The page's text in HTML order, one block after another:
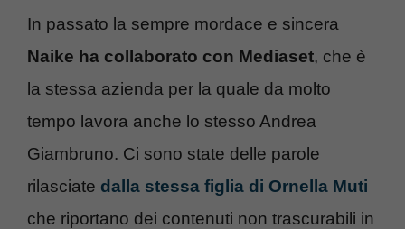
In passato la sempre mordace e sincera
Naike ha collaborato con Mediaset, che è
la stessa azienda per la quale da molto
tempo lavora anche lo stesso Andrea
Giambruno. Ci sono state delle parole
rilasciate dalla stessa figlia di Ornella Muti
che riportano dei contenuti non trascurabili in